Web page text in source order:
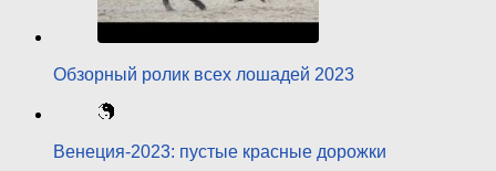
Обзорный ролик всех лошадей 2023
Венеция-2023: пустые красные дорожки